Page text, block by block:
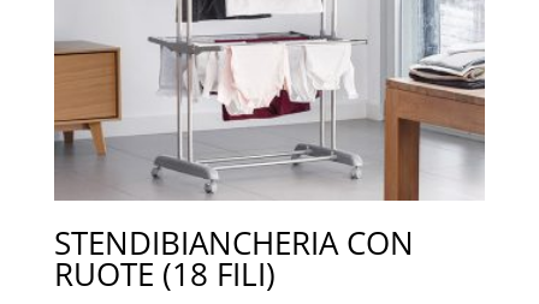
STENDIBIANCHERIA CON
RUOTE (18 FILI)